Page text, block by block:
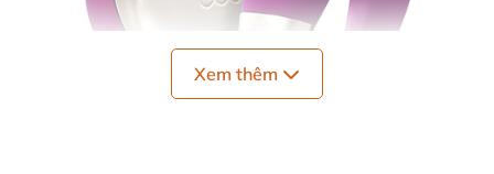
Xem thêm